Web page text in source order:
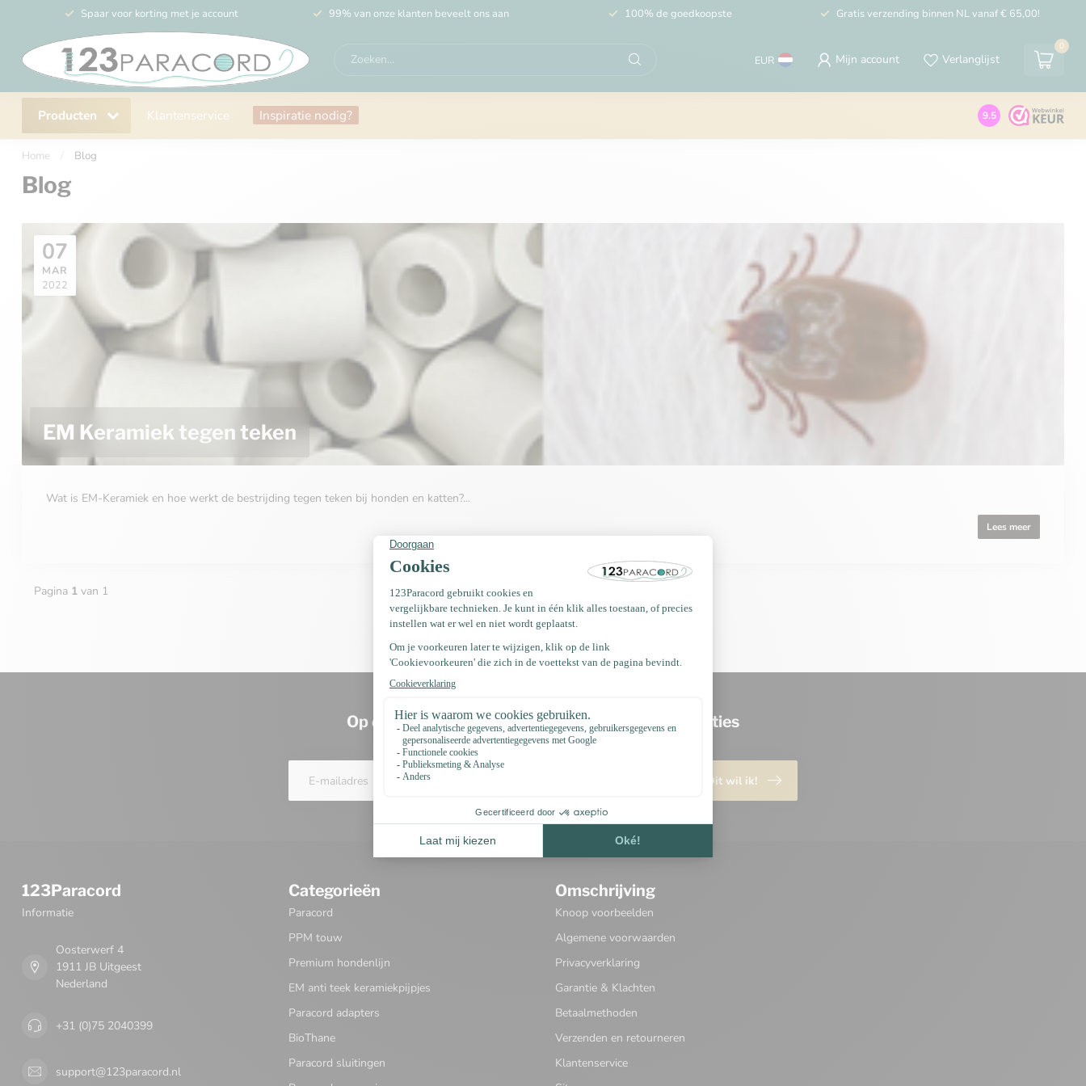
Spaar voor korting met je account 99% van onze klanten beveelt ons aan 100% de goedkoopste Gratis verzending binnen NL vanaf € 65,00!
EUR Mijn account Verlanglijst
0
Producten Klantenservice Inspiratie nodig? 9.5
Home Blog
Blog
07
MAR
2022
EM Keramiek tegen teken
Wat is EM-Keramiek en hoe werkt de bestrijding tegen teken bij honden en katten?...
Lees meer
Pagina 1 van 1
Op de hoogte blijven van nieuwe producten en acties
Blijf op de hoogte over onze laatste acties
Dit wil ik!
123Paracord
Informatie
Oosterwerf 4
1911 JB Uitgeest
Nederland
+31 (0)75 2040399
support@123paracord.nl
Categorieën
Paracord
PPM touw
Premium hondenlijn
EM anti teek keramiekpijpjes
Paracord adapters
BioThane
Paracord sluitingen
Omschrijving
Knoop voorbeelden
Algemene voorwaarden
Privacyverklaring
Garantie & Klachten
Betaalmethoden
Verzenden en retourneren
Klantenservice